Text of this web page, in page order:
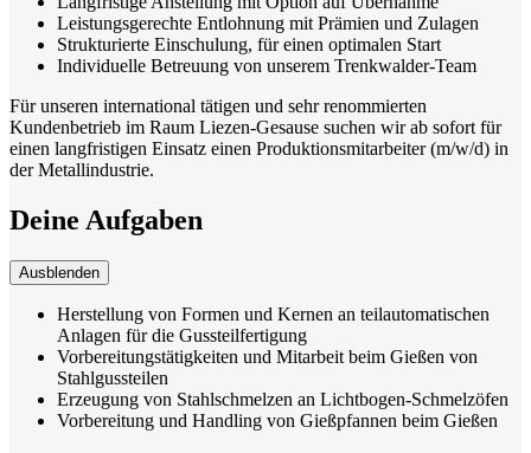
Leistungsgerechte Entlohnung mit Prämien und Zulagen
Strukturierte Einschulung, für einen optimalen Start
Individuelle Betreuung von unserem Trenkwalder-Team
Für unseren international tätigen und sehr renommierten
Kundenbetrieb im Raum Liezen-Gesause suchen wir ab sofort für
einen langfristigen Einsatz einen Produktionsmitarbeiter (m/w/d) in
der Metallindustrie.
Deine Aufgaben
Ausblenden
Herstellung von Formen und Kernen an teilautomatischen
Anlagen für die Gussteilfertigung
Vorbereitungstätigkeiten und Mitarbeit beim Gießen von
Stahlgussteilen
Erzeugung von Stahlschmelzen an Lichtbogen-Schmelzöfen
Vorbereitung und Handling von Gießpfannen beim Gießen